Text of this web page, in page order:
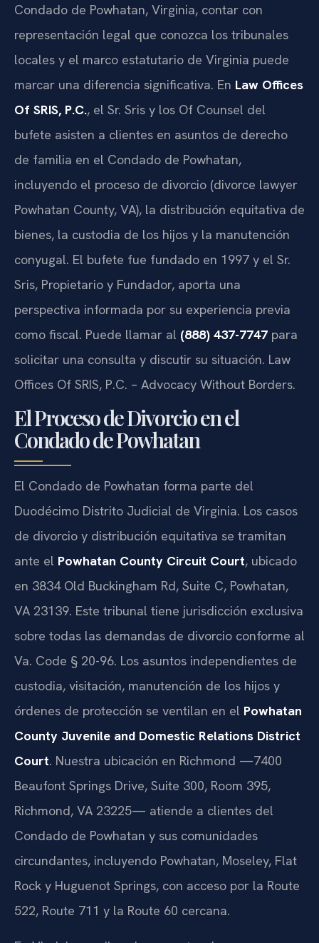
Condado de Powhatan, Virginia, contar con
representación legal que conozca los tribunales
locales y el marco estatutario de Virginia puede
marcar una diferencia significativa. En Law Offices
Of SRIS, P.C., el Sr. Sris y los Of Counsel del
bufete asisten a clientes en asuntos de derecho
de familia en el Condado de Powhatan,
incluyendo el proceso de divorcio (divorce lawyer
Powhatan County, VA), la distribución equitativa de
bienes, la custodia de los hijos y la manutención
conyugal. El bufete fue fundado en 1997 y el Sr.
Sris, Propietario y Fundador, aporta una
perspectiva informada por su experiencia previa
como fiscal. Puede llamar al (888) 437-7747 para
solicitar una consulta y discutir su situación. Law
Offices Of SRIS, P.C. – Advocacy Without Borders.
El Proceso de Divorcio en el
Condado de Powhatan
El Condado de Powhatan forma parte del
Duodécimo Distrito Judicial de Virginia. Los casos
de divorcio y distribución equitativa se tramitan
ante el Powhatan County Circuit Court, ubicado
en 3834 Old Buckingham Rd, Suite C, Powhatan,
VA 23139. Este tribunal tiene jurisdicción exclusiva
sobre todas las demandas de divorcio conforme al
Va. Code § 20-96. Los asuntos independientes de
custodia, visitación, manutención de los hijos y
órdenes de protección se ventilan en el Powhatan
County Juvenile and Domestic Relations District
Court. Nuestra ubicación en Richmond —7400
Beaufont Springs Drive, Suite 300, Room 395,
Richmond, VA 23225— atiende a clientes del
Condado de Powhatan y sus comunidades
circundantes, incluyendo Powhatan, Moseley, Flat
Rock y Huguenot Springs, con acceso por la Route
522, Route 711 y la Route 60 cercana.